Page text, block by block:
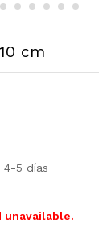
cm
4-5 días